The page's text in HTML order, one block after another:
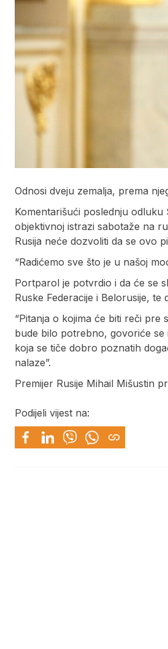
Odnosi dveju zemalja, prema
Komentarišući poslednju
objektivnoj istrazi sabotaže na
Rusija neće dozvoliti da se ovo
“Radićemo sve što je u našoj
Portparol je potvrdio i da će se
Ruske Federacije i Belorusije,
“Pitanja o kojima će biti reči
bude bilo potrebno, govoriće se
koja se tiče dobro poznatih
nalaze”.
Premijer Rusije Mihail Mišustin
Podijeli vijest na: